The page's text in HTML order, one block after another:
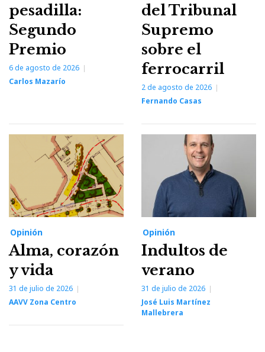
pesadilla:
Segundo
Premio
6 de agosto de 2026
Carlos Mazarío
del Tribunal
Supremo
sobre el
ferrocarril
2 de agosto de 2026
Fernando Casas
Opinión
Alma, corazón
y vida
31 de julio de 2026
AAVV Zona Centro
Opinión
Indultos de
verano
31 de julio de 2026
José Luis Martínez
Mallebrera